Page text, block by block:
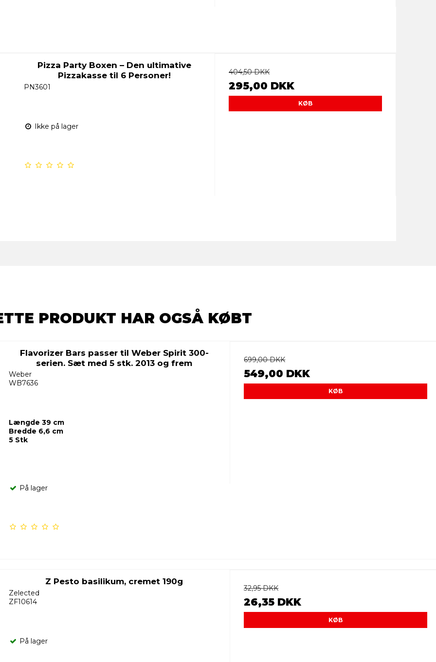
Pizza Party Boxen – Den ultimative
Pizzakasse til 6 Personer!
PN3601
Ikke på lager
404,50 DKK
295,00 DKK
KØB
PRODUKT HAR OGSÅ KØBT
Flavorizer Bars passer til Weber Spirit 300-
serien. Sæt med 5 stk. 2013 og frem
Weber
WB7636
Længde 39 cm
Bredde 6,6 cm
5 Stk
På lager
699,00 DKK
549,00 DKK
KØB
Z Pesto basilikum, cremet 190g
Zelected
ZF10614
På lager
32,95 DKK
26,35 DKK
KØB